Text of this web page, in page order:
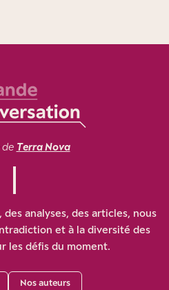
de Terra Nova
analyses, des articles, nous
et à la diversité des
les défis du moment.
Nos auteurs